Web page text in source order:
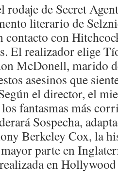
rodaje de Secret
literario de
contacto con
El realizador elige
McDonell, marido
asesinos que
el director, el
fantasmas más
Sospecha,
Berkeley Cox, la
parte en
en Hollywood